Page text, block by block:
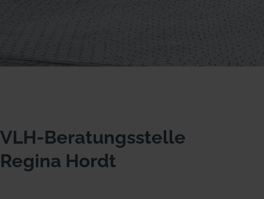
VLH-Beratungsstelle
Regina Hordt